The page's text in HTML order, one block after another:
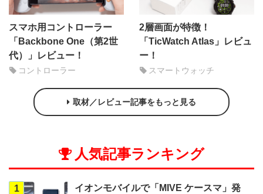
スマホ用コントローラー
「Backbone One（第2世
代）」レビュー！
コントローラー
2層画面が特徴！
「TicWatch Atlas」レビュ
ー！
スマートウォッチ
取材／レビュー記事をもっと見る
人気記事ランキング
1
イオンモバイルで「MIVE ケースマ」発